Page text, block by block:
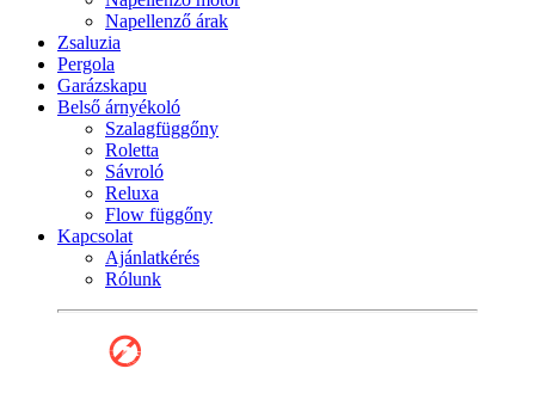
Napellenző árak
Zsaluzia
Pergola
Garázskapu
Belső árnyékoló
Szalagfüggőny
Roletta
Sávroló
Reluxa
Flow függőny
Kapcsolat
Ajánlatkérés
Rólunk